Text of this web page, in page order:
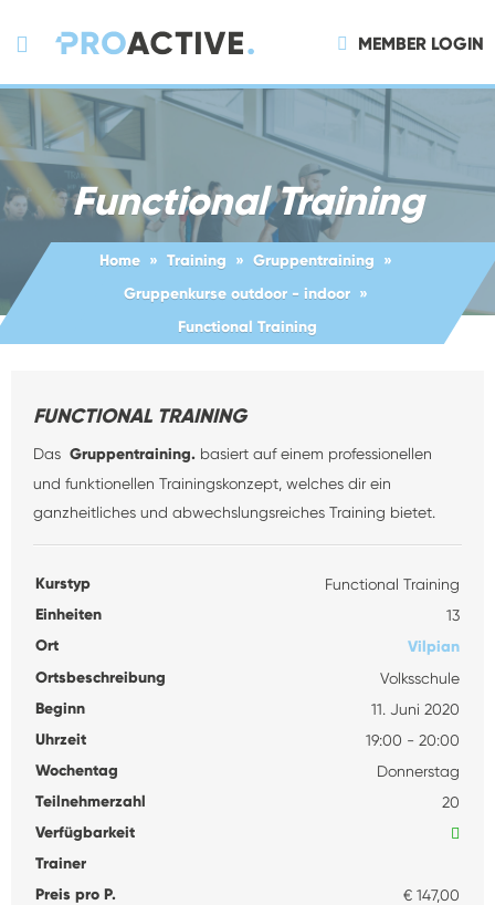
MEMBER LOGIN
Functional Training
Home Training
Gruppentraining
Gruppenkurse outdoor - indoor
Functional Training
FUNCTIONAL TRAINING
Das Gruppentraining. basiert auf einem professionellen
und funktionellen Trainingskonzept, welches dir ein
ganzheitliches und abwechslungsreiches Training bietet.
Kurstyp Functional Training
Einheiten 13
Ort
Vilpian
Ortsbeschreibung
Volksschule
Beginn 11. Juni 2020
Uhrzeit 19:00 - 20:00
Wochentag Donnerstag
Teilnehmerzahl 20
Verfügbarkeit
Trainer
Preis pro P.
€ 147,00